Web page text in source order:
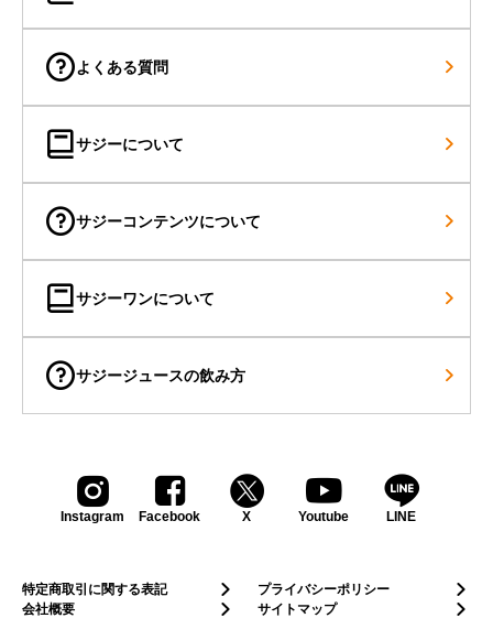
よくある質問
サジーについて
サジーコンテンツについて
サジーワンについて
サジージュースの飲み方
Instagram Facebook X Youtube LINE
特定商取引に関する表記
プライバシーポリシー
会社概要
サイトマップ